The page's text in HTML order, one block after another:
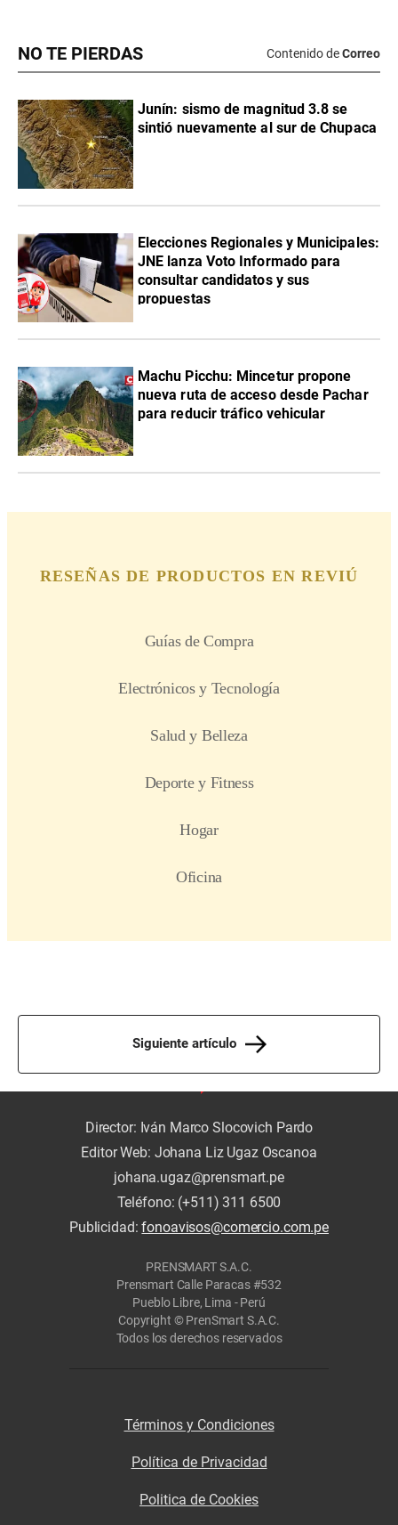
NO TE PIERDAS Contenido deCorreo
Junín: sismo de magnitud 3.8 se
sintió nuevamente al sur de Chupaca
Elecciones Regionales y Municipales:
JNE lanza Voto Informado para
consultar candidatos y sus
propuestas
Machu Picchu: Mincetur propone
nueva ruta de acceso desde Pachar
para reducir tráfico vehicular
Siguiente artículo
Director: Iván Marco Slocovich Pardo
Editor Web: Johana Liz Ugaz Oscanoa
johana.ugaz@prensmart.pe
Teléfono: (+511) 311 6500
Publicidad:fonoavisos@comercio.com.pe
PRENSMART S.A.C.
Prensmart Calle Paracas #532
Pueblo Libre, Lima - Perú
Copyright © PrenSmart S.A.C.
Todos los derechos reservados
Términos y Condiciones
Política de Privacidad
Politica de Cookies